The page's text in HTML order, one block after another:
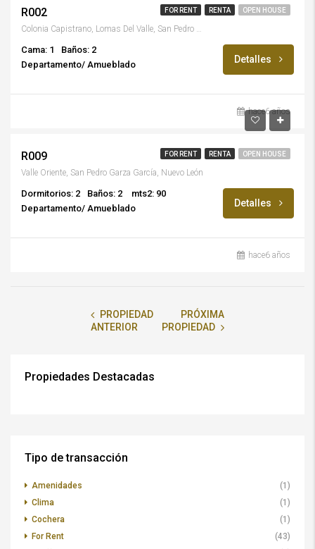
FOR RENT RENTA OPEN HOUSE
R002
Colonia Capistrano, Lomas Del Valle, San Pedro Garza García, Nuevo León
Cama: 1
Baños: 2
Departamento/ Amueblado
Detalles
hace6 años
FOR RENT RENTA OPEN HOUSE
R009
Valle Oriente, San Pedro Garza García, Nuevo León
Dormitorios: 2 Baños: 2
mts2: 90
Departamento/ Amueblado
Detalles
hace6 años
PROPIEDAD
ANTERIOR
PRÓXIMA
PROPIEDAD
Propiedades Destacadas
$15,000/M.N.
Tipo de transacción
Amenidades
(1)
Clima
(1)
Cochera
(1)
For Rent
(43)